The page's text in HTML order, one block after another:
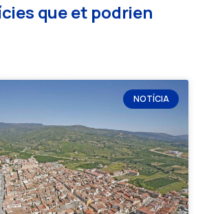
que et podrien
NOTÍCIA